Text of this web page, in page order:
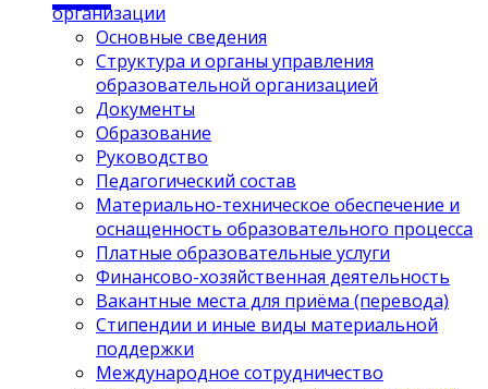
организации
Основные сведения
Структура и органы управления
образовательной организацией
Документы
Образование
Руководство
Педагогический состав
Материально-техническое обеспечение и
оснащенность образовательного процесса
Платные образовательные услуги
Финансово-хозяйственная деятельность
Вакантные места для приёма (перевода)
Стипендии и иные виды материальной
поддержки
Международное сотрудничество